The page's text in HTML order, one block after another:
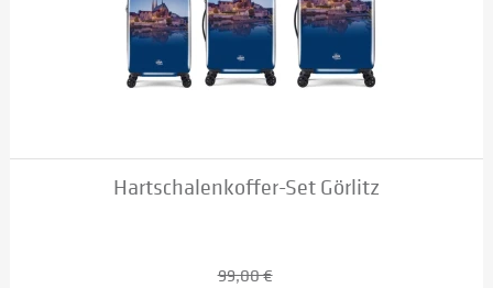
Hartschalenkoffer-Set Görlitz
99,00 €